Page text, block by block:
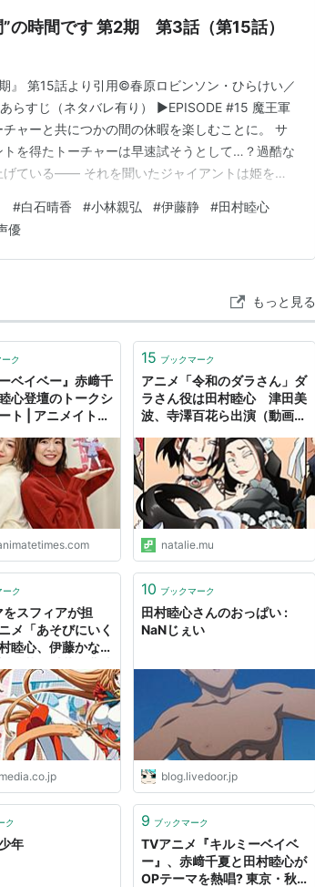
時代）
ヤカ）
ない。（じんたん幼少期）
イレイザー01）
ッカライネン）
ソウル＞（紫鬼神蘭丸）
）
ート）
（ライド・マッス）
（ヴィフィータ・エ・カティ）
ヤン）
ディア）
）
ク・アルバトロサ）
ON（リュート）
ベル）
の時間です 第2期 第3話（第15話）
』 第15話より引用©春原ロビンソン・ひらけい／
らすじ（ネタバレ有り） ▶EPISODE #15 魔王軍
ャーと共につかの間の休暇を楽しむことに。 サ
を得たトーチャーは早速試そうとして…？過酷な
ている—— それを聞いたジャイアントは姫を連
📚出典：TVアニメ『姫様“拷問”の時間です 第2
#白石晴香 #小林親弘 #伊藤静 #田村睦心
優
もっと見る
ク
ベイベー』赤﨑千
心登壇のトークシ
ト | アニメイトタ
15 ブックマーク
アニメ「令和のダラさん」ダ
ラさん役は田村睦心 津田美
波、寺澤百花ら出演（動画あ
クナタリー
natalie.mu
ーク
スフィアが担
メ「あそびにいく
睦心、伊藤かな
彩陽、寿美菜子、
、堀江由衣インタ
10 ブックマーク
田村睦心さんのおっぱい :
NaNじぇい
blog.livedoor.jp
ク
年
9 ブックマーク
TVアニメ『キルミーベイベ
ー』、赤﨑千夏と田村睦心が
OPテーマを熱唱? 東京・秋